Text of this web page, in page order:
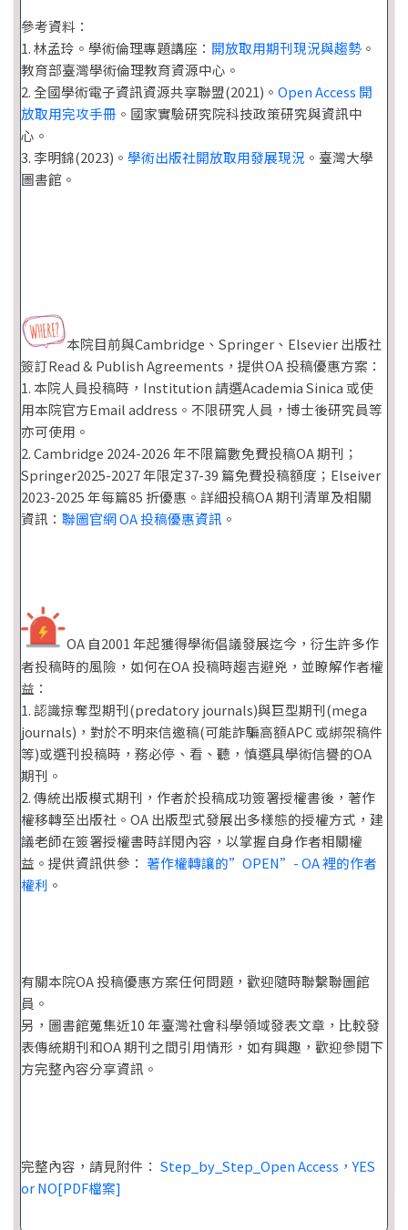
參考資料：
1. 林孟玲。學術倫理專題講座： 開放取用期刊現況與趨勢 。
教育部臺灣學術倫理教育資源中心。
2. 全國學術電子資訊資源共享聯盟(2021)。 Open Access 開
放取用完攻手冊 。國家實驗研究院科技政策研究與資訊中
心。
3. 李明錦(2023)。 學術出版社開放取用發展現況 。臺灣大學
圖書館。
本院目前與Cambridge、Springer、Elsevier 出版社
簽訂Read & Publish Agreements，提供OA 投稿優惠方案：
1. 本院人員投稿時，Institution 請選Academia Sinica 或使
用本院官方Email address。不限研究人員，博士後研究員等
亦可使用。
2. Cambridge 2024-2026 年不限篇數免費投稿OA 期刊；
Springer2025-2027 年限定37-39 篇免費投稿額度；Elseiver
2023-2025 年每篇85 折優惠。詳細投稿OA 期刊清單及相關
資訊： 聯圖官網 OA 投稿優惠資訊 。
OA 自2001 年起獲得學術倡議發展迄今，衍生許多作
者投稿時的風險，如何在OA 投稿時趨吉避兇，並瞭解作者權
益：
1. 認識掠奪型期刊(predatory journals)與巨型期刊(mega
journals)，對於不明來信邀稿(可能詐騙高額APC 或綁架稿件
等)或選刊投稿時，務必停、看、聽，慎選具學術信譽的OA
期刊。
2. 傳統出版模式期刊，作者於投稿成功簽署授權書後，著作
權移轉至出版社。OA 出版型式發展出多樣態的授權方式，建
議老師在簽署授權書時詳閱內容，以掌握自身作者相關權
益。提供資訊供參： 著作權轉讓的”OPEN”- OA 裡的作者
權利 。
有關本院OA 投稿優惠方案任何問題，歡迎隨時聯繫聯圖館
員。
另，圖書館蒐集近10 年臺灣社會科學領域發表文章，比較發
表傳統期刊和OA 期刊之間引用情形，如有興趣，歡迎參閱下
方完整內容分享資訊。
完整內容，請見附件： Step_by_Step_Open Access，YES
or NO[PDF檔案]